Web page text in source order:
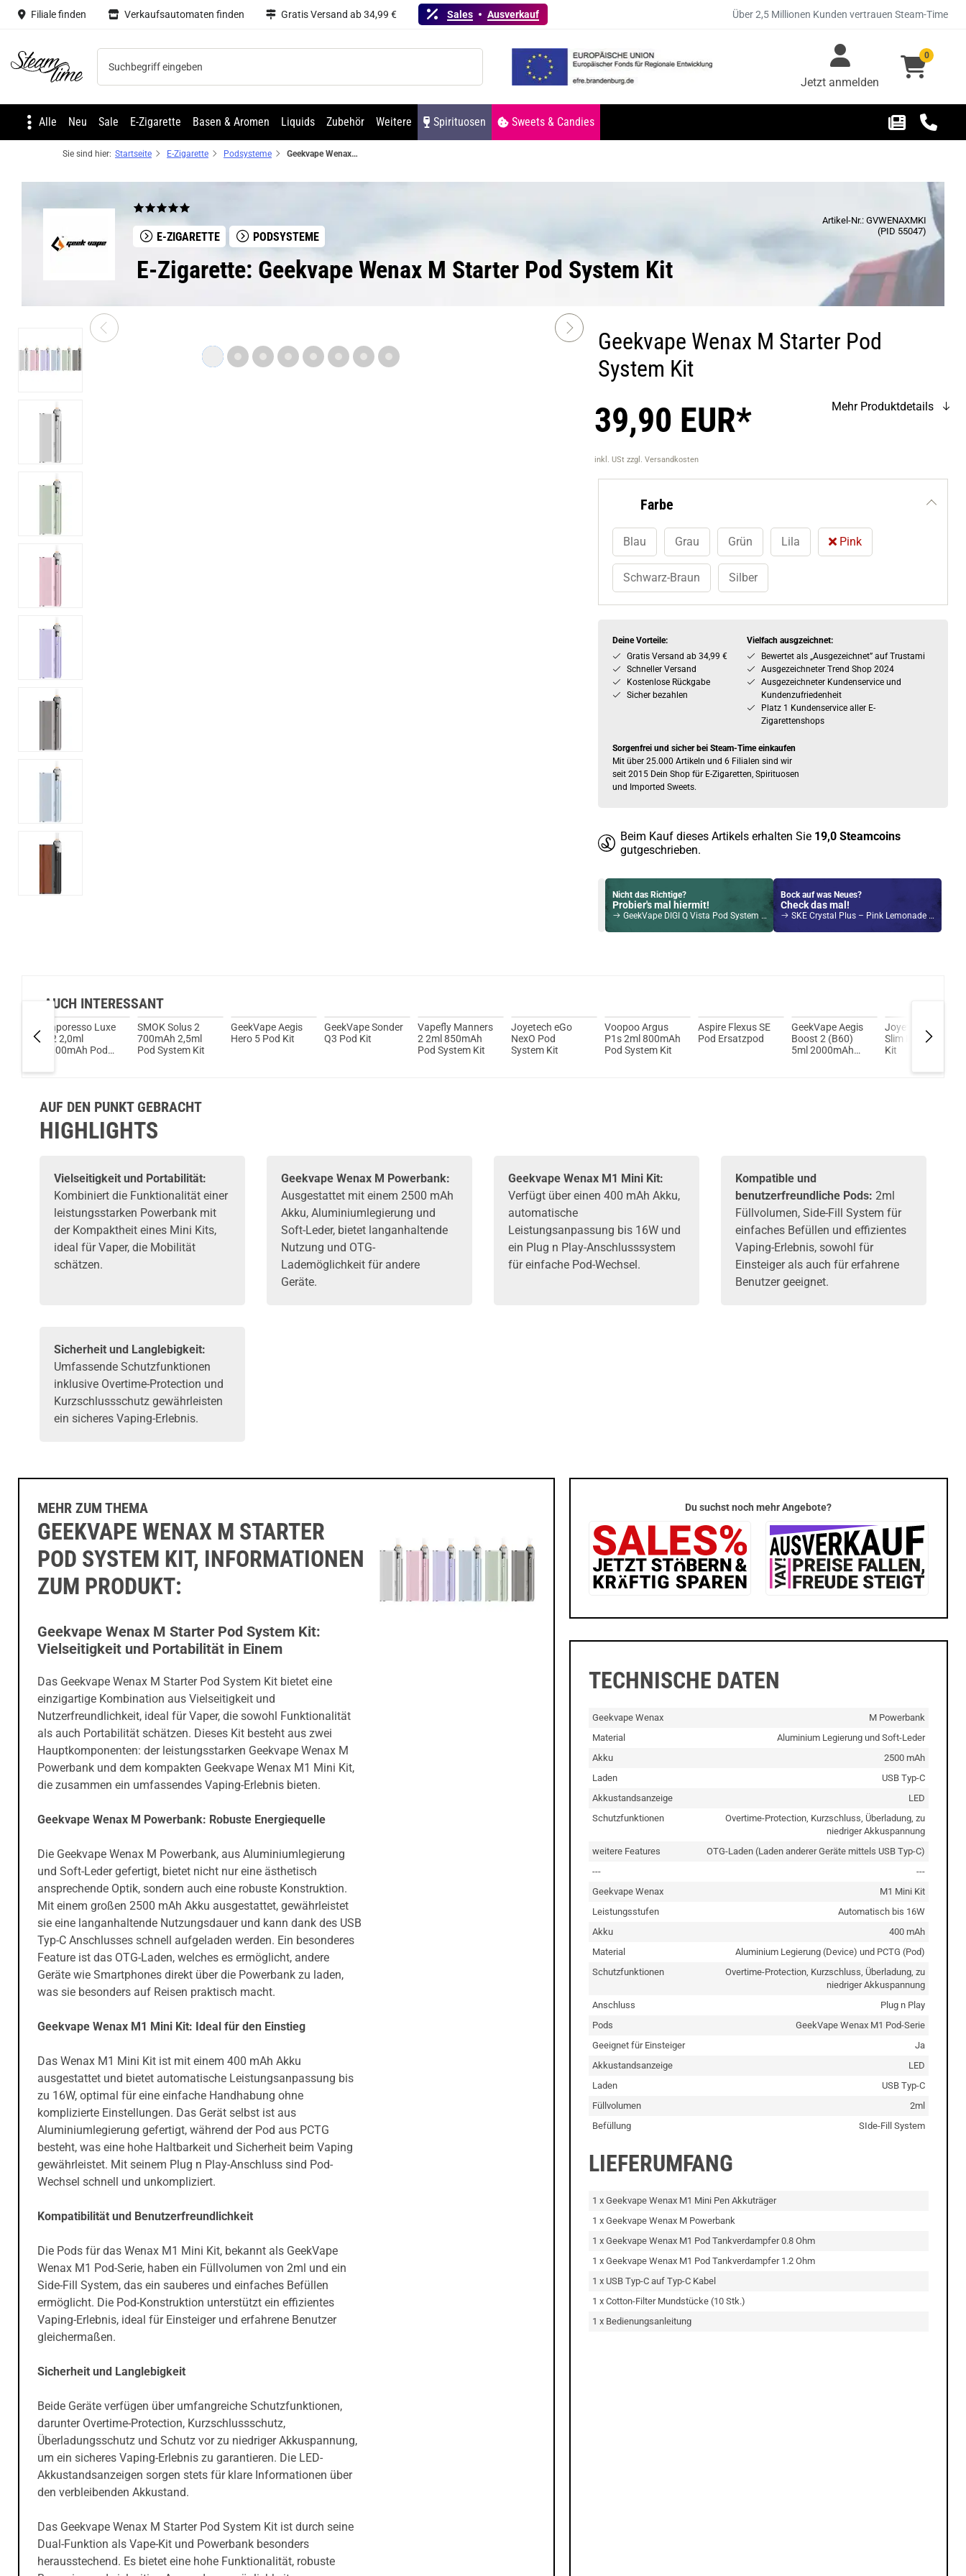
Filiale finden Verkaufsautomaten finden Gratis Versand ab 34,99 € Sales Ausverkauf Über 2,5 Millionen Kunden vertrauen Steam-Time
Steam time Jetzt anmelden
0
Alle Neu Sale E-Zigarette Basen & Aromen Liquids Zubehör Weitere Spirituosen Sweets & Candies
Sie sind hier: Startseite E-Zigarette Podsysteme Geekvape Wenax M Starter Pod System Kit
E-ZIGARETTE PODSYSTEME
Artikel-Nr.: GVWENAXMKI
(PID 55047)
E-Zigarette: Geekvape Wenax M Starter Pod System Kit
Geekvape Wenax M Starter Pod
System Kit
39,90 EUR*
inkl. USt zzgl. Versandkosten
Mehr Produktdetails
Farbe
Blau Grau Grün Lila Pink
Schwarz-Braun Silber
Deine Vorteile:
Gratis Versand ab 34,99 €
Schneller Versand
Kostenlose Rückgabe
Sicher bezahlen
Vielfach ausgzeichnet:
Bewertet als „Ausgezeichnet” auf Trustami
Ausgezeichneter Trend Shop 2024
Ausgezeichneter Kundenservice und
Kundenzufriedenheit
Platz 1 Kundenservice aller E-
Zigarettenshops
Sorgenfrei und sicher bei Steam-Time einkaufen
Mit über 25.000 Artikeln und 6 Filialen sind wir
seit 2015 Dein Shop für E-Zigaretten, Spirituosen
und Imported Sweets.
Beim Kauf dieses Artikels erhalten Sie 19,0 Steamcoins
gutgeschrieben.
Nicht das Richtige?
Probier's mal hiermit!
GeekVape DIGI Q Vista Pod System Kit Silber
Bock auf was Neues?
Check das mal!
SKE Crystal Plus – Pink Lemonade – Prefilled Pod 2er Pack – 2ml 20mg NicSalt
AUCH INTERESSANT
Vaporesso Luxe
Q2 2,0ml
1000mAh Pod
SMOK Solus 2
700mAh 2,5ml
Pod System Kit
GeekVape Aegis
Hero 5 Pod Kit
GeekVape Sonder
Q3 Pod Kit
Vapefly Manners
2 2ml 850mAh
Pod System Kit
Joyetech eGo
NexO Pod
System Kit
Voopoo Argus
P1s 2ml 800mAh
Pod System Kit
Aspire Flexus SE
Pod Ersatzpod
GeekVape Aegis
Boost 2 (B60)
5ml 2000mAh
Joyetech eGo
Slim Pod System
Kit
AUF DEN PUNKT GEBRACHT
HIGHLIGHTS
Vielseitigkeit und Portabilität:
Kombiniert die Funktionalität einer
leistungsstarken Powerbank mit
der Kompaktheit eines Mini Kits,
ideal für Vaper, die Mobilität
schätzen.
Geekvape Wenax M Powerbank:
Ausgestattet mit einem 2500 mAh
Akku, Aluminiumlegierung und
Soft-Leder, bietet langanhaltende
Nutzung und OTG-
Lademöglichkeit für andere
Geräte.
Geekvape Wenax M1 Mini Kit:
Verfügt über einen 400 mAh Akku,
automatische
Leistungsanpassung bis 16W und
ein Plug n Play-Anschlusssystem
für einfache Pod-Wechsel.
Kompatible und
benutzerfreundliche Pods: 2ml
Füllvolumen, Side-Fill System für
einfaches Befüllen und effizientes
Vaping-Erlebnis, sowohl für
Einsteiger als auch für erfahrene
Benutzer geeignet.
Sicherheit und Langlebigkeit:
Umfassende Schutzfunktionen
inklusive Overtime-Protection und
Kurzschlussschutz gewährleisten
ein sicheres Vaping-Erlebnis.
MEHR ZUM THEMA
GEEKVAPE WENAX M STARTER
POD SYSTEM KIT, INFORMATIONEN
ZUM PRODUKT:
Geekvape Wenax M Starter Pod System Kit:
Vielseitigkeit und Portabilität in Einem
Das Geekvape Wenax M Starter Pod System Kit bietet eine
einzigartige Kombination aus Vielseitigkeit und
Nutzerfreundlichkeit, ideal für Vaper, die sowohl Funktionalität
als auch Portabilität schätzen. Dieses Kit besteht aus zwei
Hauptkomponenten: der leistungsstarken Geekvape Wenax M
Powerbank und dem kompakten Geekvape Wenax M1 Mini Kit,
die zusammen ein umfassendes Vaping-Erlebnis bieten.
Geekvape Wenax M Powerbank: Robuste Energiequelle
Die Geekvape Wenax M Powerbank, aus Aluminiumlegierung
und Soft-Leder gefertigt, bietet nicht nur eine ästhetisch
ansprechende Optik, sondern auch eine robuste Konstruktion.
Mit einem großen 2500 mAh Akku ausgestattet, gewährleistet
sie eine langanhaltende Nutzungsdauer und kann dank des USB
Typ-C Anschlusses schnell aufgeladen werden. Ein besonderes
Feature ist das OTG-Laden, welches es ermöglicht, andere
Geräte wie Smartphones direkt über die Powerbank zu laden,
was sie besonders auf Reisen praktisch macht.
Geekvape Wenax M1 Mini Kit: Ideal für den Einstieg
Das Wenax M1 Mini Kit ist mit einem 400 mAh Akku
ausgestattet und bietet automatische Leistungsanpassung bis
zu 16W, optimal für eine einfache Handhabung ohne
komplizierte Einstellungen. Das Gerät selbst ist aus
Aluminiumlegierung gefertigt, während der Pod aus PCTG
besteht, was eine hohe Haltbarkeit und Sicherheit beim Vaping
gewährleistet. Mit seinem Plug n Play-Anschluss sind Pod-
Wechsel schnell und unkompliziert.
Kompatibilität und Benutzerfreundlichkeit
Die Pods für das Wenax M1 Mini Kit, bekannt als GeekVape
Wenax M1 Pod-Serie, haben ein Füllvolumen von 2ml und ein
Side-Fill System, das ein sauberes und einfaches Befüllen
ermöglicht. Die Pod-Konstruktion unterstützt ein effizientes
Vaping-Erlebnis, ideal für Einsteiger und erfahrene Benutzer
gleichermaßen.
Sicherheit und Langlebigkeit
Beide Geräte verfügen über umfangreiche Schutzfunktionen,
darunter Overtime-Protection, Kurzschlussschutz,
Überladungsschutz und Schutz vor zu niedriger Akkuspannung,
um ein sicheres Vaping-Erlebnis zu garantieren. Die LED-
Akkustandsanzeigen sorgen stets für klare Informationen über
den verbleibenden Akkustand.
Das Geekvape Wenax M Starter Pod System Kit ist durch seine
Dual-Funktion als Vape-Kit und Powerbank besonders
herausstechend. Es bietet eine hohe Funktionalität, robuste
Du suchst noch mehr Angebote?
TECHNISCHE DATEN
Geekvape Wenax
M Powerbank
Material
Aluminium Legierung und Soft-Leder
Akku
2500 mAh
Laden
USB Typ-C
Akkustandsanzeige
LED
Schutzfunktionen
Overtime-Protection, Kurzschluss, Überladung, zu
niedriger Akkuspannung
weitere Features
OTG-Laden (Laden anderer Geräte mittels USB Typ-C)
---
---
Geekvape Wenax
M1 Mini Kit
Leistungsstufen
Automatisch bis 16W
Akku
400 mAh
Material
Aluminium Legierung (Device) und PCTG (Pod)
Schutzfunktionen
Overtime-Protection, Kurzschluss, Überladung, zu
niedriger Akkuspannung
Anschluss
Plug n Play
Pods
GeekVape Wenax M1 Pod-Serie
Geeignet für Einsteiger
Ja
Akkustandsanzeige
LED
Laden
USB Typ-C
Füllvolumen
2ml
Befüllung
SIde-Fill System
LIEFERUMFANG
1 x Geekvape Wenax M1 Mini Pen Akkuträger
1 x Geekvape Wenax M Powerbank
1 x Geekvape Wenax M1 Pod Tankverdampfer 0.8 Ohm
1 x Geekvape Wenax M1 Pod Tankverdampfer 1.2 Ohm
1 x USB Typ-C auf Typ-C Kabel
1 x Cotton-Filter Mundstücke (10 Stk.)
1 x Bedienungsanleitung